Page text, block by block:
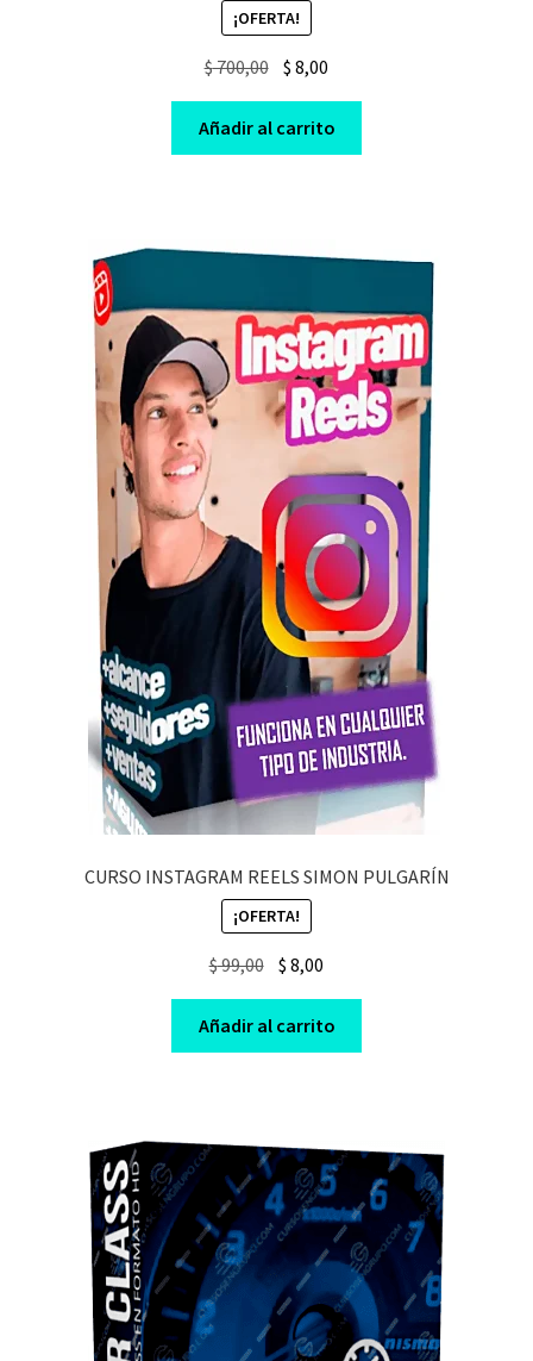
¡OFERTA!
$700,00 Original
was:
$ 700,00.
$ 8,00
is:
$ 8,00.
Añadir al carrito
CURSO INSTAGRAM REELS SIMON PULGARÍN
¡OFERTA!
$99,00 Original
price
was:
$ 99,00.
$ 8,00
price
is:
$ 8,00.
Añadir al carrito